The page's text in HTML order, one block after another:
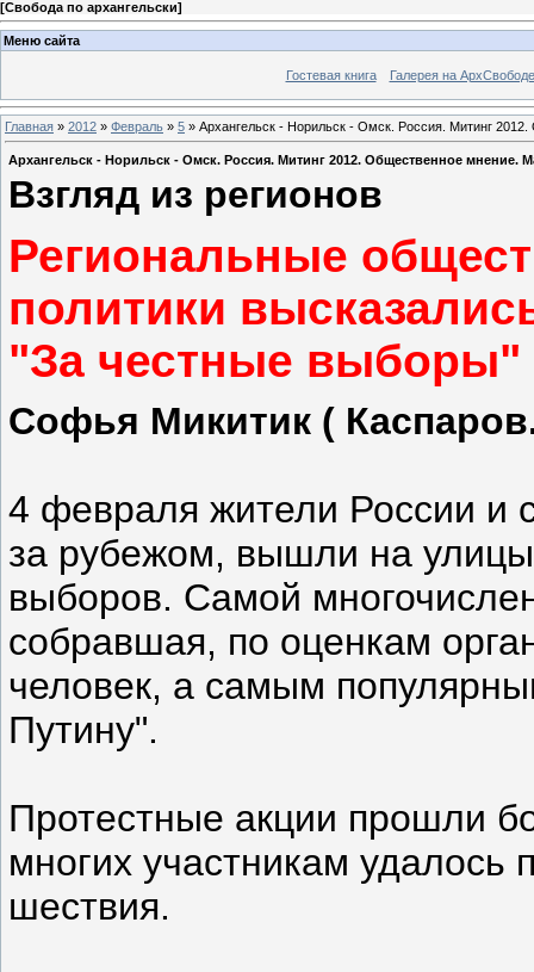
[Свобода по архангельски]
Меню сайта
Гостевая книга Галерея на АрхСвободе
Главная » 2012 » Февраль » 5 » Архангельск - Норильск - Омск. Россия. Митинг
Архангельск - Норильск - Омск. Россия. Митинг 2012. Общественное мнение.
Взгляд из регионов
Региональные
политики
"За честные выборы"
Софья Микитик (
4 февраля жители России и
за рубежом, вышли на улицы
выборов. Самой
собравшая, по оценкам
человек, а самым
Путину".
Протестные акции прошли
многих участникам удалось
шествия.